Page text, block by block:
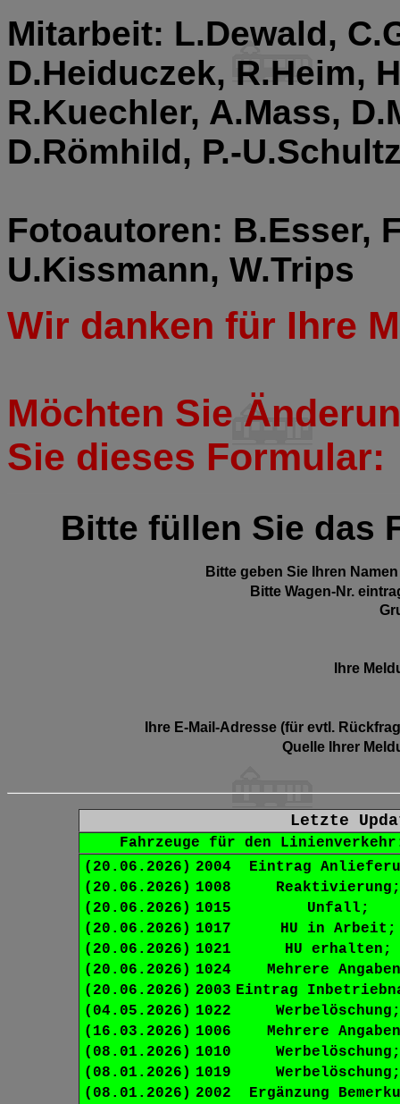
Mitarbeit: L.Dewald,
D.Heiduczek, R.Heim,
R.Kuechler, A.Mass,
D.Römhild, P.-
Fotoautoren: B.Esser,
U.Kissmann, W.Trips
Wir danken für Ihre
Möchten Sie
Sie dieses Formular:
Bitte füllen Sie das
Bitte geben Sie Ihren
Bitte Wagen-Nr.
Ihre
Ihre E-Mail-Adresse (für evtl.
Quelle Ihrer
Letzte
Fahrzeuge für den
(20.06.2026) 2004
Eintrag
(20.06.2026) 1008
Reaktivierung;
(20.06.2026) 1015
Unfall;
(20.06.2026) 1017
HU in Arbeit;
(20.06.2026) 1021
HU erhalten;
(20.06.2026) 1024
Mehrere
(20.06.2026) 2003 Eintrag
(04.05.2026) 1022
Werbelöschung;
(16.03.2026) 1006
Mehrere
(08.01.2026) 1010
Werbelöschung;
(08.01.2026) 1019
Werbelöschung;
(08.01.2026) 2002
Ergänzung